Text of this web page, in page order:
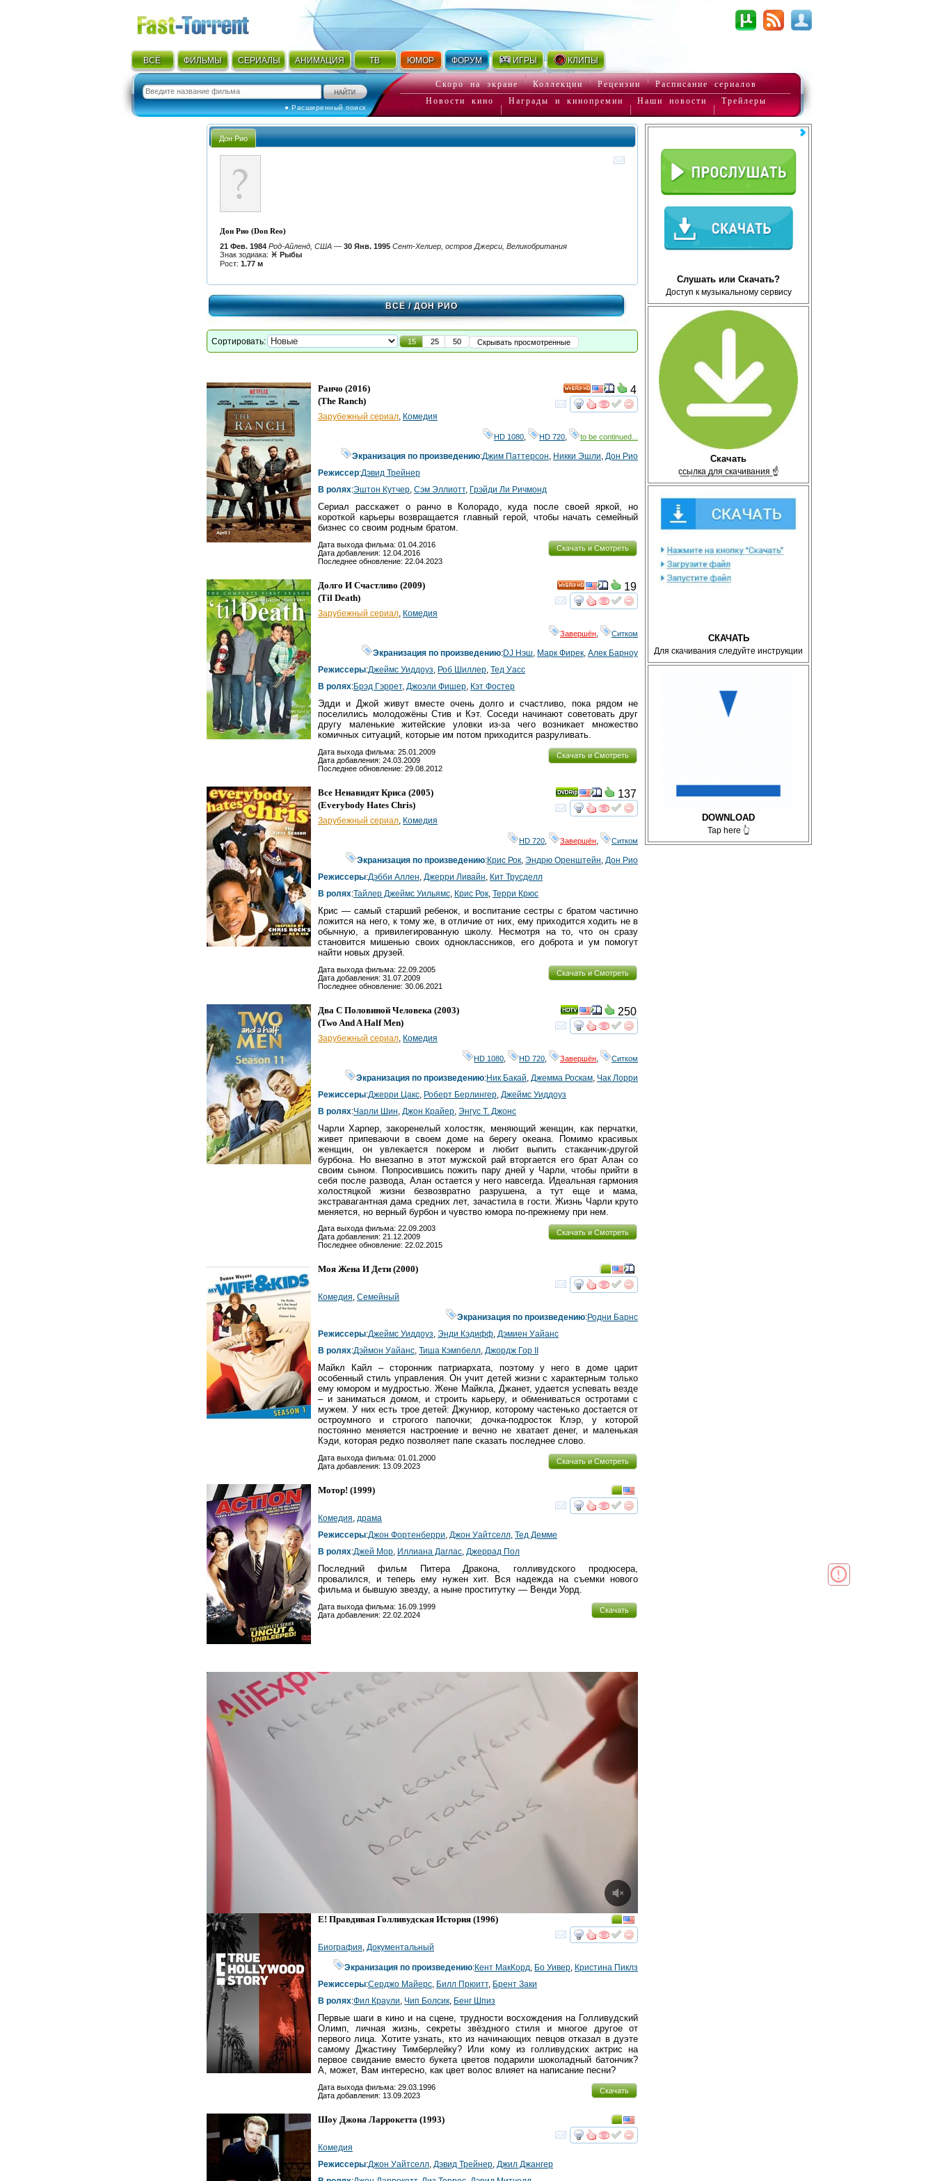
ВСЁ ФИЛЬМЫ СЕРИАЛЫ АНИМАЦИЯ ТВ ЮМОР ФОРУМ ИГРЫ КЛИПЫ
● Расширенный поиск
Скоро на экране Коллекции Рецензии
Расписание сериалов
Новости кино
Награды и кинопремии Наши новости Трейлеры
Слушать или Скачать?
Доступ к музыкальному сервису
Скачать
с̲с̲ы̲л̲к̲а̲ ̲д̲л̲я̲ ̲с̲к̲а̲ч̲и̲в̲а̲н̲и̲я̲ ☝
СКАЧАТЬ
Для скачивания следуйте инструкции
DOWNLOAD
Tap here 👆
Дон Рио
Дон Рио (Don Reo)
21 Фев. 1984 Род-Айленд, США— 30 Янв. 1995 Сент-Хелиер, остров Джерси, Великобритания
Знак зодиака: ♓ Рыбы
Рост: 1.77 м
ВСЁ/ ДОН РИО
Сортировать: 15 25 50 Скрывать просмотренные
смотретьинтересует
HD
4
Ранчо (2016)
(The Ranch)
Зарубежный сериал, Комедия
HD 1080 HD 720 to be continued...
Экранизация по произведению:Джим Паттерсон, Никки Эшли, Дон Рио
Режиссер:Дэвид Трейнер
В ролях:Эштон Кутчер, Сэм Эллиотт, Грэйди Ли Ричмонд
Сериал расскажет о ранчо в Колорадо, куда после своей яркой, но
короткой карьеры возвращается главный герой, чтобы начать семейный
бизнес со своим родным братом.
Скачать и Смотреть
Дата выхода фильма: 01.04.2016
Дата добавления: 12.04.2016
Последнее обновление: 22.04.2023
смотретьинтересует
HD
19
Долго И Счастливо (2009)
(Til Death)
Зарубежный сериал, Комедия
Завершён Ситком
Экранизация по произведению:DJ Нэш, Марк Фирек, Алек Барноу
Режиссеры:Джеймс Уиддоуз, Роб Шиллер, Тед Уасс
В ролях:Брэд Гэррет, Джоэли Фишер, Кэт Фостер
Эдди и Джой живут вместе очень долго и счастливо, пока рядом не
поселились молодожёны Стив и Кэт. Соседи начинают советовать друг
другу маленькие житейские уловки из-за чего возникает множество
комичных ситуаций, которые им потом приходится разруливать.
Скачать и Смотреть
Дата выхода фильма: 25.01.2009
Дата добавления: 24.03.2009
Последнее обновление: 29.08.2012
смотретьинтересует
137
Все Ненавидят Криса (2005)
(Everybody Hates Chris)
Зарубежный сериал Комедия
HD 720 Завершён Ситком
Экранизация по произведению:Крис Рок Эндрю Оренштейн Дон Рио
Режиссеры:Дэбби Аллен Джерри Ливайн Кит Трусделл
В ролях:Тайлер Джеймс Уильямс Крис Рок Терри Крюс
Крис — самый старший ребенок, и воспитание сестры с братом частично
ложится на него, к тому же, в отличие от них, ему приходится ходить не в
обычную, а привилегированную школу. Несмотря на то, что он сразу
становится мишенью своих одноклассников, его доброта и ум помогут
найти новых друзей.
Скачать и Смотреть
Дата выхода фильма: 22.09.2005
Дата добавления: 31.07.2009
Последнее обновление: 30.06.2021
смотретьинтересует
250
Два С Половиной Человека (2003)
(Two And A Half Men)
Зарубежный сериал Комедия
HD 1080 HD 720 Завершён Ситком
Экранизация по произведению:Ник Бакай Джемма Роскам Чак Лорри
Режиссеры:Джерри Цакс Роберт Берлингер Джеймс Уиддоуз
В ролях:Чарли Шин Джон Крайер Энгус Т. Джонс
Чарли Харпер, закоренелый холостяк, меняющий женщин, как перчатки,
живет припеваючи в своем доме на берегу океана. Помимо красивых
женщин, он увлекается покером и любит выпить стаканчик-другой
бурбона. Но внезапно в этот мужской рай вторгается его брат Алан со
своим сыном. Попросившись пожить пару дней у Чарли, чтобы прийти в
себя после развода, Алан остается у него навсегда. Идеальная гармония
холостяцкой жизни безвозвратно разрушена, а тут еще и мама,
экстравагантная дама средних лет, зачастила в гости. Жизнь Чарли круто
меняется, но верный бурбон и чувство юмора по-прежнему при нем.
Скачать и Смотреть
Дата выхода фильма: 22.09.2003
Дата добавления: 21.12.2009
Последнее обновление: 22.02.2015
смотретьинтересует
Моя Жена И Дети (2000)
Комедия, Семейный
Экранизация по произведению:Родни Барнс
Режиссеры:Джеймс Уиддоуз, Энди Кэдифф, Дэмиен Уайанс
В ролях:Дэймон Уайанс, Тиша Кэмпбелл, Джордж Гор II
Майкл Кайл – сторонник патриархата, поэтому у него в доме царит
особенный стиль управления. Он учит детей жизни с характерным только
ему юмором и мудростью. Жене Майкла, Джанет, удается успевать везде
– и заниматься домом, и строить карьеру, и обмениваться остротами с
мужем. У них есть трое детей: Джуниор, которому частенько достается от
остроумного и строгого папочки; дочка-подросток Клэр, у которой
постоянно меняется настроение и вечно не хватает денег, и маленькая
Кэди, которая редко позволяет папе сказать последнее слово.
Скачать и Смотреть
Дата выхода фильма: 01.01.2000
Дата добавления: 13.09.2023
смотретьинтересует
Мотор! (1999)
Комедия, драма
Режиссеры:Джон Фортенберри, Джон Уайтселл, Тед Демме
В ролях:Джей Мор, Иллиана Даглас, Джеррад Пол
Последний фильм Питера Дракона, голливудского продюсера,
провалился, и теперь ему нужен хит. Вся надежда на съемки нового
фильма и бывшую звезду, а ныне проститутку — Венди Уорд.
Скачать
Дата выхода фильма: 16.09.1999
Дата добавления: 22.02.2024
смотретьинтересует
E! Правдивая Голливудская История (1996)
Биография, Документальный
Экранизация по произведению:Кент МакКорд, Бо Уивер, Кристина Пиклз
Режиссеры:Серджо Майерс, Билл Прюитт, Брент Заки
В ролях:Фил Краули, Чип Болсик, Бенг Шпиз
Первые шаги в кино и на сцене, трудности восхождения на Голливудский
Олимп, личная жизнь, секреты звёздного стиля и многое другое от
первого лица. Хотите узнать, кто из начинающих певцов отказал в дуэте
самому Джастину Тимберлейку? Или кому из голливудских актрис на
первое свидание вместо букета цветов подарили шоколадный батончик?
А, может, Вам интересно, как цвет волос влияет на написание песни?
Скачать
Дата выхода фильма: 29.03.1996
Дата добавления: 13.09.2023
смотретьинтересует
Шоу Джона Ларрокетта (1993)
Комедия
Режиссеры:Джон Уайтселл Дэвид Трейнер Джил Джангер